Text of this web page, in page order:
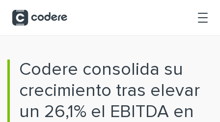
Codere consolida su
crecimiento tras elevar
un 26,1% el EBITDA en